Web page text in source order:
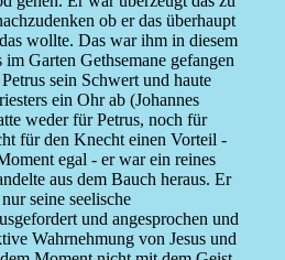
ob er das überhaupt
wollte. Das war ihm in diesem
Garten Gethsemane gefangen
sein Schwert und haute
ein Ohr ab (Johannes
weder für Petrus, noch für
für den Knecht einen Vorteil -
egal - er war ein reines
aus dem Bauch heraus. Er
seine seelische
und angesprochen und
Wahrnehmung von Jesus und